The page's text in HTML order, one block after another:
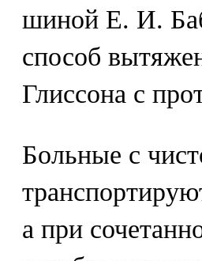
шиной Е. И.
способ
Глиссона с
Больные с
а при